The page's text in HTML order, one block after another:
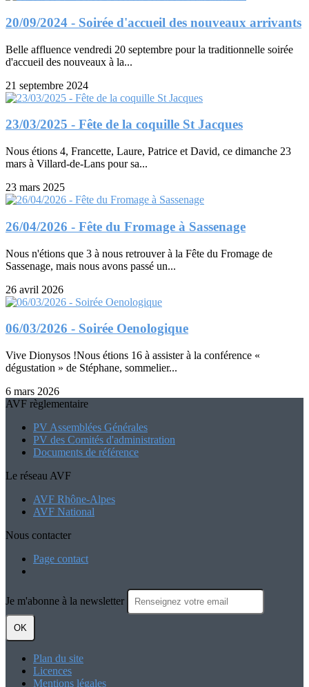
20/09/2024 - Soirée d'accueil des nouveaux arrivants
Belle affluence vendredi 20 septembre pour la traditionnelle soirée
d'accueil des nouveaux à la...
21 septembre 2024
23/03/2025 - Fête de la coquille St Jacques
Nous étions 4, Francette, Laure, Patrice et David, ce dimanche 23
mars à Villard-de-Lans pour sa...
23 mars 2025
26/04/2026 - Fête du Fromage à Sassenage
Nous n'étions que 3 à nous retrouver à la Fête du Fromage de
Sassenage, mais nous avons passé un...
26 avril 2026
06/03/2026 - Soirée Oenologique
Vive Dionysos !Nous étions 16 à assister à la conférence «
dégustation » de Stéphane, sommelier...
6 mars 2026
AVF règlementaire
PV Assemblées Générales
PV des Comités d'administration
Documents de référence
Le réseau AVF
AVF Rhône-Alpes
AVF National
Nous contacter
Page contact
Je m'abonne à la newsletter
OK
Plan du site
Licences
Mentions légales